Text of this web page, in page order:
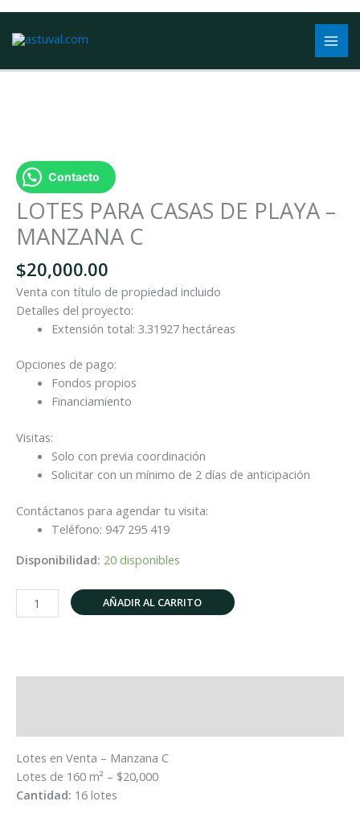
Contacto
LOTES PARA CASAS DE PLAYA –
MANZANA C
$20,000.00
Venta con título de propiedad incluido
Detalles del proyecto:
Extensión total: 3.31927 hectáreas
Opciones de pago:
Fondos propios
Financiamiento
Visitas:
Solo con previa coordinación
Solicitar con un mínimo de 2 días de anticipación
Contáctanos para agendar tu visita:
Teléfono: 947 295 419
Disponibilidad: 20 disponibles
CASAS
DE
PLAYA
-
MANZANA
cantidad
AÑADIR AL CARRITO
Lotes en Venta – Manzana C
Lotes de 160 m² – $20,000
Cantidad: 16 lotes